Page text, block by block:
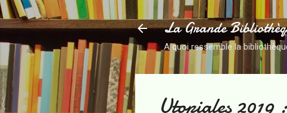
La Grande
A quoi ressemble la
Utopiales